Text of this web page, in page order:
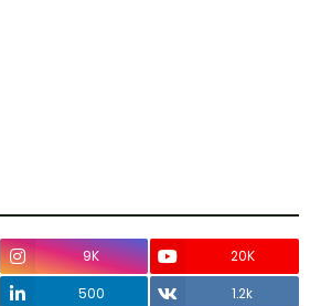
9K
20K
500 1.2k